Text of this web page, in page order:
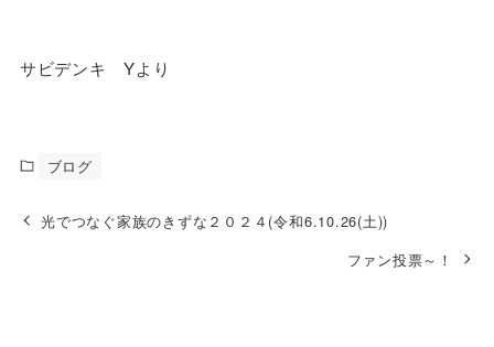
サビデンキ Yより
ブログ
光でつなぐ家族のきずな２０２４(令和6.10.26(土))
ファン投票～！